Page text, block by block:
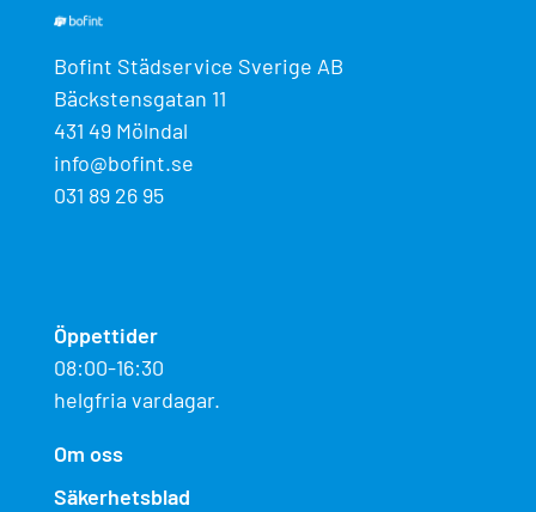
Bofint Städservice Sverige AB
Bäckstensgatan 11
431 49 Mölndal
info@bofint.se
031 89 26 95
Öppettider
08:00-16:30
helgfria vardagar.
Om oss
Säkerhetsblad